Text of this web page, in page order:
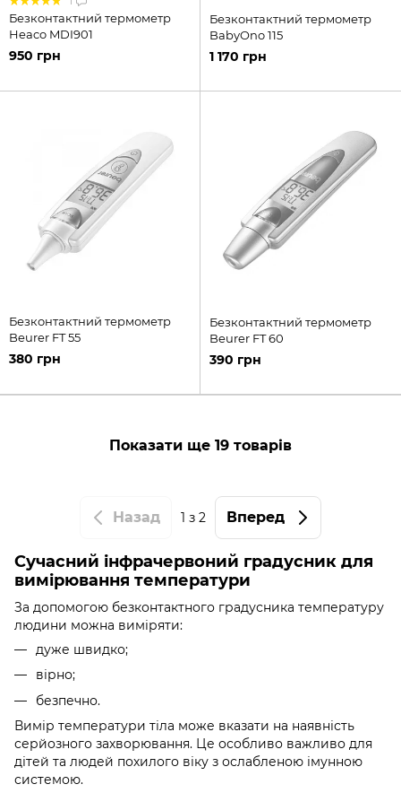
Безконтактний термометр
Heaco MDI901
950 грн
Безконтактний термометр
BabyOno 115
1 170 грн
Безконтактний термометр
Beurer FT 55
380 грн
Безконтактний термометр
Beurer FT 60
390 грн
Показати ще 19 товарів
Назад 1 з 2 Вперед
Сучасний інфрачервоний градусник для
вимірювання температури
За допомогою безконтактного градусника температуру
людини можна виміряти:
дуже швидко;
вірно;
безпечно.
Вимір температури тіла може вказати на наявність
серйозного захворювання. Це особливо важливо для
дітей та людей похилого віку з ослабленою імунною
системою.